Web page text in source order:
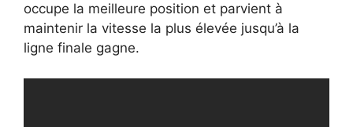
occupe la meilleure position et parvient à
maintenir la vitesse la plus élevée jusqu’à la
ligne finale gagne.